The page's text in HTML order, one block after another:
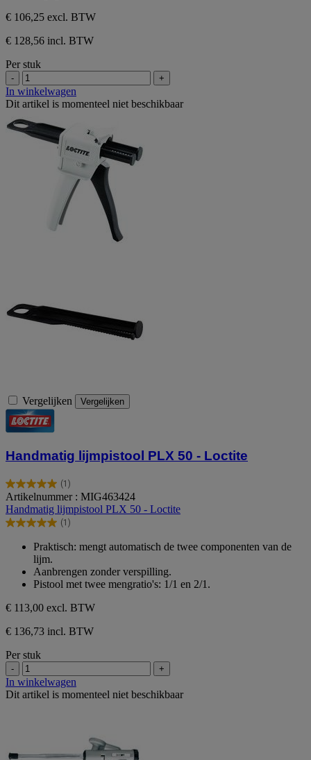
€ 106,25 excl. BTW
€ 128,56 incl. BTW
Per stuk
- +
In winkelwagen
Dit artikel is momenteel niet beschikbaar
Vergelijken Vergelijken
Handmatig lijmpistool PLX 50 - Loctite
(1)
5.0
van
de
5
beoordeling
Artikelnummer : MIG463424
Handmatig lijmpistool PLX 50 - Loctite
(1)
5.0
sterren.
beoordeling
Praktisch: mengt automatisch de twee componenten van de
lijm.
Aanbrengen zonder verspilling.
Pistool met twee mengratio's: 1/1 en 2/1.
€ 113,00 excl. BTW
€ 136,73 incl. BTW
Per stuk
- +
In winkelwagen
Dit artikel is momenteel niet beschikbaar